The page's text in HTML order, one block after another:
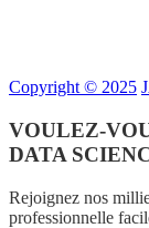
Copyright © 2025
VOULEZ-
DATA
Rejoignez nos
professionnelle